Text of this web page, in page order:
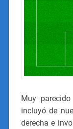
Muy
incluyó de
derecha e